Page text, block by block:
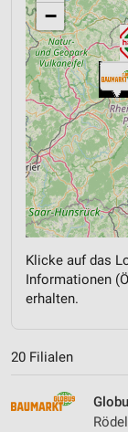
−
Klicke auf das
Informationen
erhalten.
20 Filialen